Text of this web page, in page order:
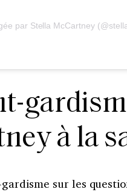
par Stella McCartney
à la
sur les